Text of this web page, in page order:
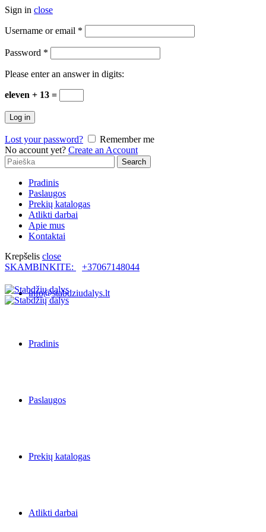
Sign in close
Username or email *
Password *
Please enter an answer in digits:
eleven + 13 =
Log in
Lost your password?
Remember me
No account yet? Create an Account
Search
for:
Search
Pradinis
Paslaugos
Prekių katalogas
Atlikti darbai
Apie mus
Kontaktai
Krepšelis close
SKAMBINKITE:
+37067148044
info@stabdziudalys.lt
Pradinis
Paslaugos
Prekių katalogas
Atlikti darbai